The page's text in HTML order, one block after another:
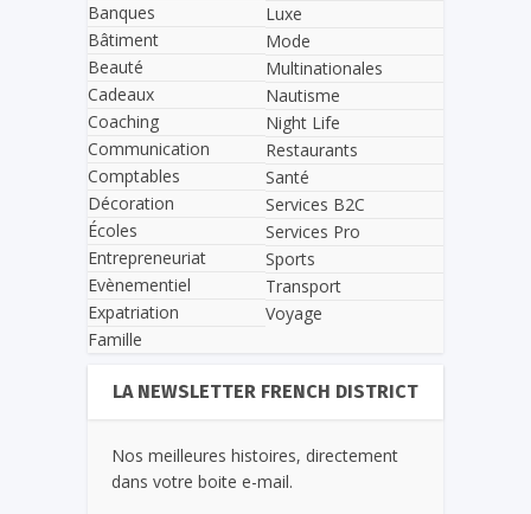
Banques
Bâtiment
Beauté
Cadeaux
Coaching
Communication
Comptables
Décoration
Écoles
Entrepreneuriat
Evènementiel
Expatriation
Famille
Luxe
Mode
Multinationales
Nautisme
Night Life
Restaurants
Santé
Services B2C
Services Pro
Sports
Transport
Voyage
LA NEWSLETTER FRENCH DISTRICT
Nos meilleures histoires, directement
dans votre boite e-mail.